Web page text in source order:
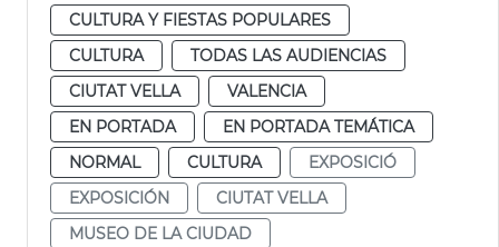
CULTURA Y FIESTAS POPULARES
CULTURA
TODAS LAS AUDIENCIAS
CIUTAT VELLA
VALENCIA
EN PORTADA
EN PORTADA TEMÁTICA
NORMAL
CULTURA
EXPOSICIÓ
EXPOSICIÓN
CIUTAT VELLA
MUSEO DE LA CIUDAD